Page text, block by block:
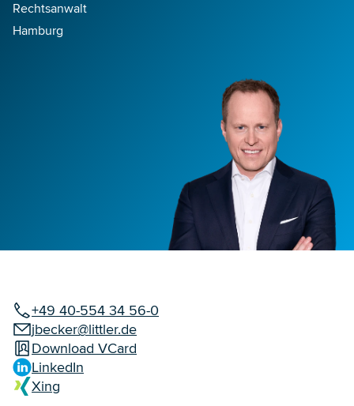
Rechtsanwalt
Hamburg
+49 40-554 34 56-0
jbecker@littler.de
Download VCard
LinkedIn
Xing